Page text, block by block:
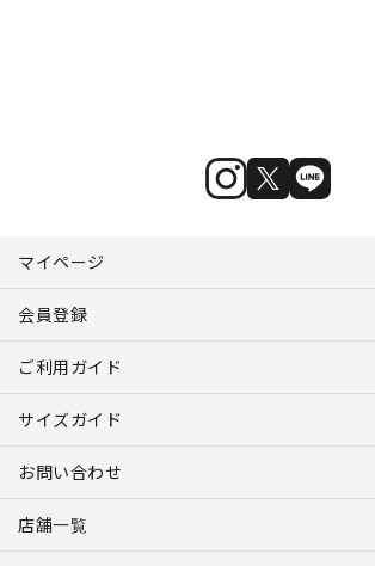
マイページ
会員登録
ご利用ガイド
サイズガイド
お問い合わせ
店舗一覧